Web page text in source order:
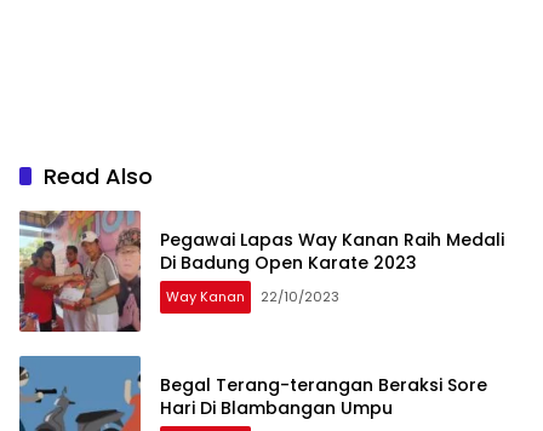
Read Also
Pegawai Lapas Way Kanan Raih Medali
Di Badung Open Karate 2023
Way Kanan 22/10/2023
Begal Terang-terangan Beraksi Sore
Hari Di Blambangan Umpu